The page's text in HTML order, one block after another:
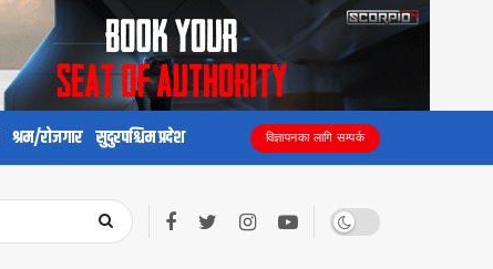
श्रम/रोजगार सुदुरपश्चिम प्रदेश विज्ञापनका लागि सम्पर्क